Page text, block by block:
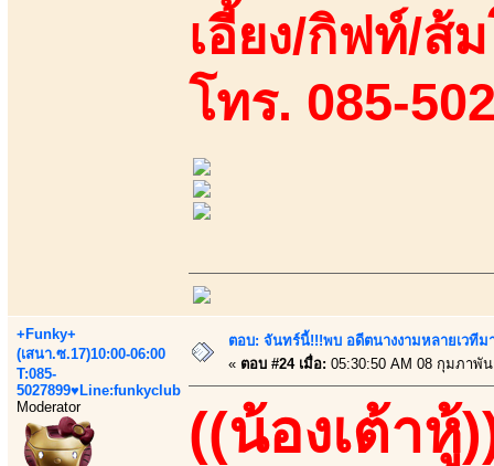
เอี้ยง/กิฟท์/ส้
โทร. 085-
+Funky+
(เสนา.ซ.17)10:00-06:00
T:085-
5027899♥Line:funkyclub
Moderator
ตอบ: จันทร์นี้!!!พบ อดีตนางงามหลายเวที
« ตอบ #24 เมื่อ: 05:30:50 AM 08 กุมภาพั
((น้องเต้าหู้